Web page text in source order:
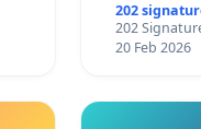
202
202
20 Feb 2026